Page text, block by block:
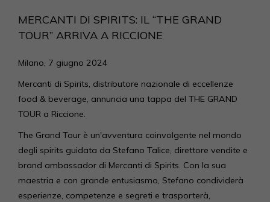
MERCANTI DI SPIRITS: IL “THE GRAND
TOUR” ARRIVA A RICCIONE
Milano, 7 giugno 2024
Mercanti di Spirits, distributore nazionale di eccellenze
food & beverage, annuncia una tappa del THE GRAND
TOUR a Riccione.
The Grand Tour è un'avventura coinvolgente nel mondo
degli spirits guidata da Stefano Talice, direttore vendite e
brand ambassador di Mercanti di Spirits. Con la sua
maestria e con grande entusiasmo, Stefano condividerà
esperienze, competenze e segreti e trasporterà,